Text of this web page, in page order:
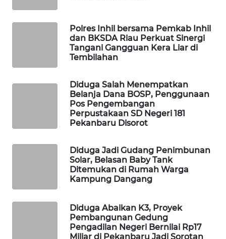
Polres Inhil bersama Pemkab Inhil
dan BKSDA Riau Perkuat Sinergi
Tangani Gangguan Kera Liar di
Tembilahan
Diduga Salah Menempatkan
Belanja Dana BOSP, Penggunaan
Pos Pengembangan
Perpustakaan SD Negeri 181
Pekanbaru Disorot
Diduga Jadi Gudang Penimbunan
Solar, Belasan Baby Tank
Ditemukan di Rumah Warga
Kampung Dangang
Diduga Abaikan K3, Proyek
Pembangunan Gedung
Pengadilan Negeri Bernilai Rp17
Miliar di Pekanbaru Jadi Sorotan
Network